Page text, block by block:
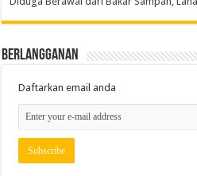
Berlangganan
Daftarkan email anda